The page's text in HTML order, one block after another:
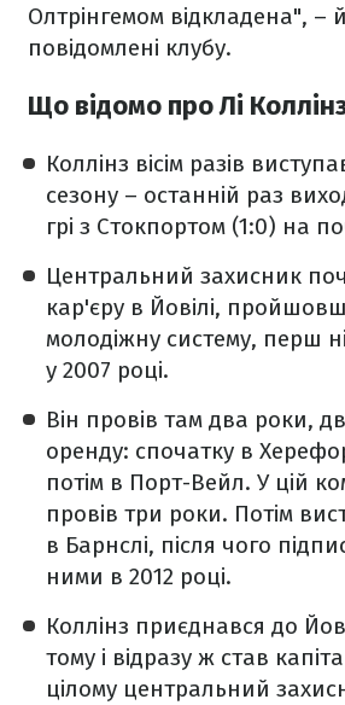
Олтрінгемом відкладена", –
повідомлені клубу.
Що відомо про Лі
Коллінз вісім разів
сезону – останній раз
грі з Стокпортом (1:0) на
Центральний захисник
кар'єру в Йовілі,
молодіжну систему, перш
у 2007 році.
Він провів там два роки,
оренду: спочатку в
потім в Порт-Вейл. У цій
провів три роки. Потім
в Барнслі, після чого
ними в 2012 році.
Коллінз приєднався до
тому і відразу ж став
цілому центральний